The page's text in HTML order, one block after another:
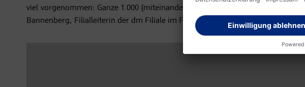
viel vorgenommen: Ganze 1.000 {miteinander)-Taschen habe ich bestellt“,
Bannenberg, Filialleiterin der dm Filiale im Forum am Salzburger Bahnhof.